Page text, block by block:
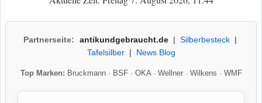
Partnerseite: antikundgebraucht.de| Silberbesteck|
Tafelsilber| News Blog
Top Marken: Bruckmann· BSF· OKA· Wellner· Wilkens · WMF